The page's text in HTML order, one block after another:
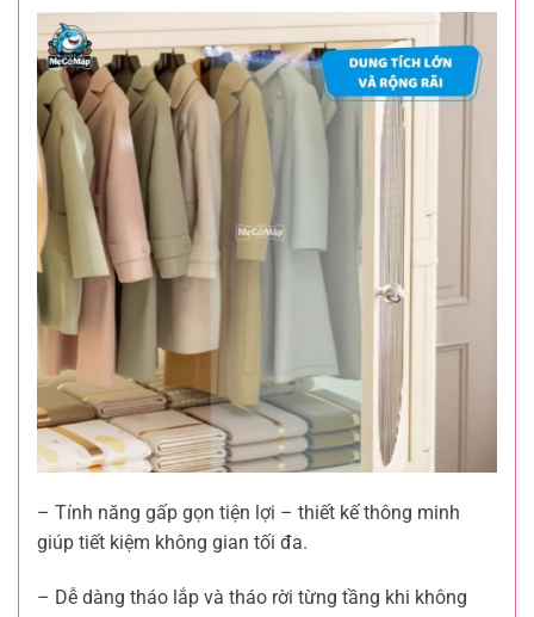
– Tính năng gấp gọn tiện lợi – thiết kế thông minh
giúp tiết kiệm không gian tối đa.
– Dễ dàng tháo lắp và tháo rời từng tầng khi không